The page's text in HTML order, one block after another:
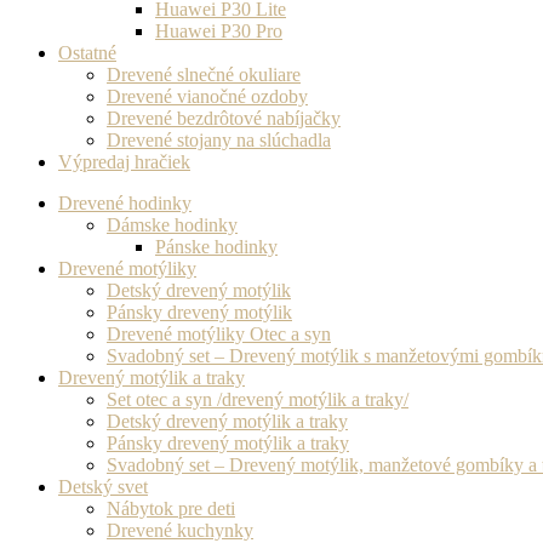
Huawei P30 Lite
Huawei P30 Pro
Ostatné
Drevené slnečné okuliare
Drevené vianočné ozdoby
Drevené bezdrôtové nabíjačky
Drevené stojany na slúchadla
Výpredaj hračiek
Drevené hodinky
Dámske hodinky
Pánske hodinky
Drevené motýliky
Detský drevený motýlik
Pánsky drevený motýlik
Drevené motýliky Otec a syn
Svadobný set – Drevený motýlik s manžetovými
Drevený motýlik a traky
Set otec a syn /drevený motýlik a traky/
Detský drevený motýlik a traky
Pánsky drevený motýlik a traky
Svadobný set – Drevený motýlik, manžetové gombíky a
Detský svet
Nábytok pre deti
Drevené kuchynky